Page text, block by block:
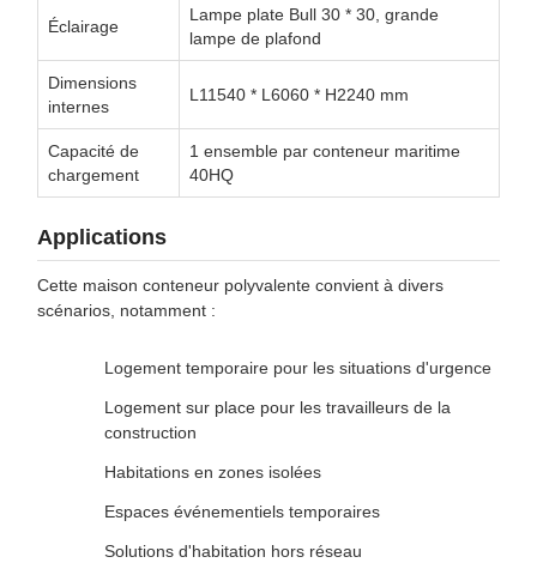
Éclairage
Lampe plate Bull 30 * 30, grande
lampe de plafond
Dimensions
internes
L11540 * L6060 * H2240 mm
Capacité de
chargement
1 ensemble par conteneur maritime
40HQ
Applications
Cette maison conteneur polyvalente convient à divers
scénarios, notamment :
Logement temporaire pour les situations d'urgence
Logement sur place pour les travailleurs de la
construction
Habitations en zones isolées
Espaces événementiels temporaires
Solutions d'habitation hors réseau